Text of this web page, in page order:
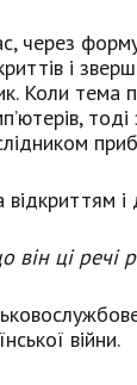
через
і
Коли тема
відкриттям
він ці
війни.